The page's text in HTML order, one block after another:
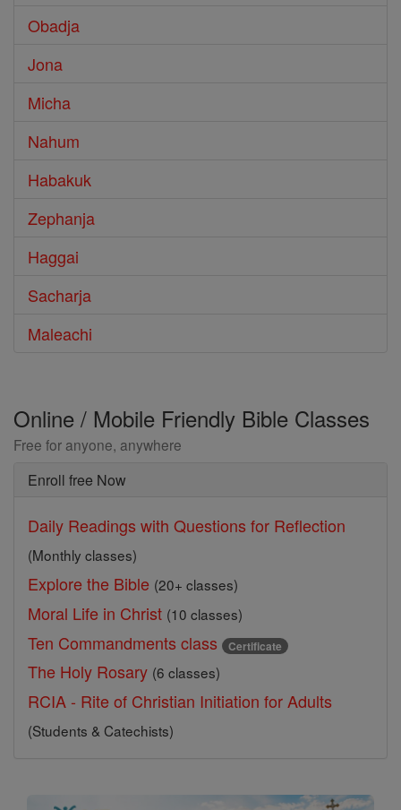
Obadja
Jona
Micha
Nahum
Habakuk
Zephanja
Haggai
Sacharja
Maleachi
Online / Mobile Friendly Bible Classes
Free for anyone, anywhere
Enroll free Now
Daily Readings with Questions for Reflection
(Monthly classes)
Explore the Bible (20+ classes)
Moral Life in Christ (10 classes)
Ten Commandments class Certificate
The Holy Rosary (6 classes)
RCIA - Rite of Christian Initiation for Adults
(Students & Catechists)